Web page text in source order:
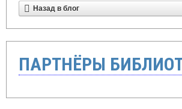
Назад в блог
ПАРТНЁРЫ